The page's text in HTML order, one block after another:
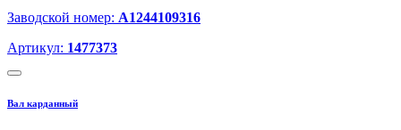
Заводской номер: A1244109316
Артикул: 1477373
Вал карданный